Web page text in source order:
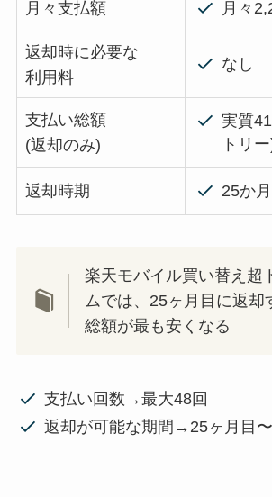
月々支払額 月々
返却時に必要な
利用料
なし
支払い総額
(返却のみ)
実質
トリ
返却時期 25か
楽天モバイル買い替え超
ムでは、25ヶ月目に返却
総額が最も安くなる
支払い回数→最大48回
返却が可能な期間→25ヶ月目